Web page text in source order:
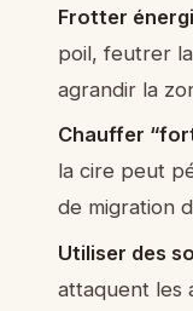
Frotter
poil, feutrer
agrandir la
Chauffer
la cire peut
de migration
Utiliser des
attaquent les